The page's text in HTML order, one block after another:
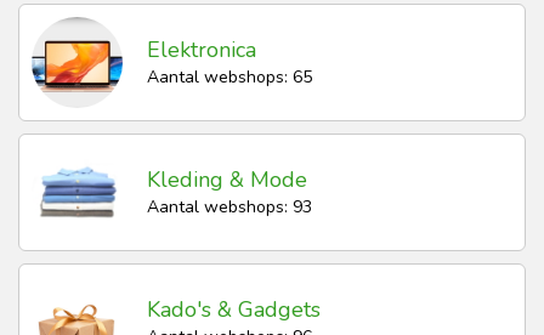
Elektronica
Aantal webshops: 65
Kleding & Mode
Aantal webshops: 93
Kado's & Gadgets